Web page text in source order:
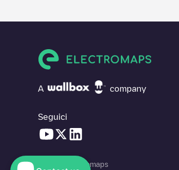
A company
Seguici
© 2026 Electromaps